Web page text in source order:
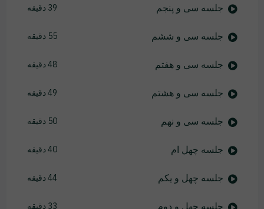
جلسه سی و پنجم 39 دقیقه
جلسه سی و ششم 55 دقیقه
جلسه سی و هفتم 48 دقیقه
جلسه سی و هشتم 49 دقیقه
جلسه سی و نهم 50 دقیقه
جلسه چهل ام 40 دقیقه
جلسه چهل و یکم 44 دقیقه
جلسه چهل و دوم 33 دقیقه